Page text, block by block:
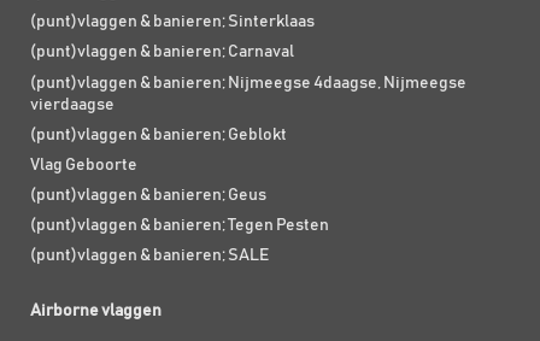
(punt)vlaggen & banieren; Sinterklaas
(punt)vlaggen & banieren; Carnaval
(punt)vlaggen & banieren; Nijmeegse 4daagse, Nijmeegse
vierdaagse
(punt)vlaggen & banieren; Geblokt
Vlag Geboorte
(punt)vlaggen & banieren; Geus
(punt)vlaggen & banieren; Tegen Pesten
(punt)vlaggen & banieren; SALE
Airborne vlaggen